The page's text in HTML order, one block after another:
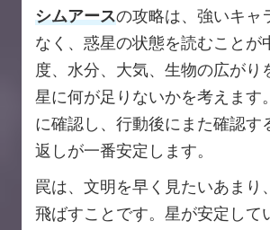
シムアースの攻略は、強いキャ
なく、惑星の状態を読むことが
度、水分、大気、生物の広がり
星に何が足りないかを考えます
に確認し、行動後にまた確認す
返しが一番安定します。
罠は、文明を早く見たいあまり
飛ばすことです。星が安定して